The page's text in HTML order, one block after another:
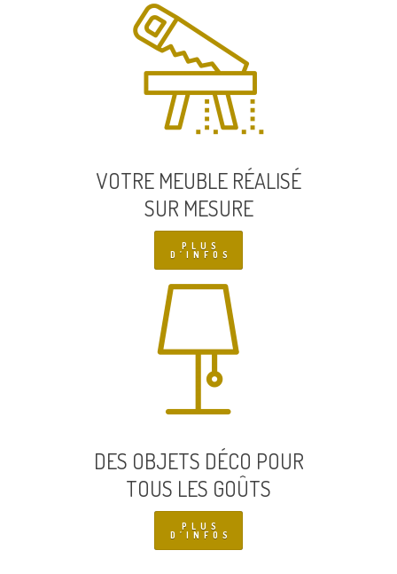
VOTRE MEUBLE RÉALISÉ
SUR MESURE
PLUS
D’INFOS
DES OBJETS DÉCO POUR
TOUS LES GOÛTS
PLUS
D’INFOS